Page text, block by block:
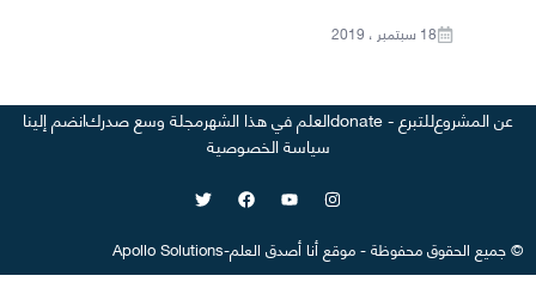
18 سبتمبر ، 2019
عن المشروعللتبرع - donate العلم في هذا الشهرمجلة وسع صدركانضم إلينا
سياسة الخصوصية
©جميع الحقوق محفوظة-موقع أنا أصدق العلم-
Apollo Solutions